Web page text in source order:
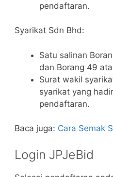
pendaftaran.
Syarikat Sdn Bhd:
Satu salinan
dan Borang 49
Surat wakil
syarikat yang
pendaftaran.
Baca juga: Cara Semak
Login JPJeBid